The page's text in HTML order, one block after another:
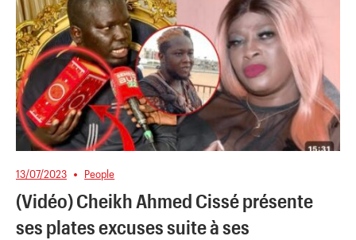
13/07/2023 People
(Vidéo) Cheikh Ahmed Cissé présente
ses plates excuses suite à ses